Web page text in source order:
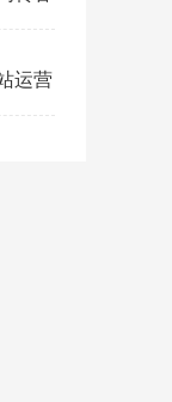
运营